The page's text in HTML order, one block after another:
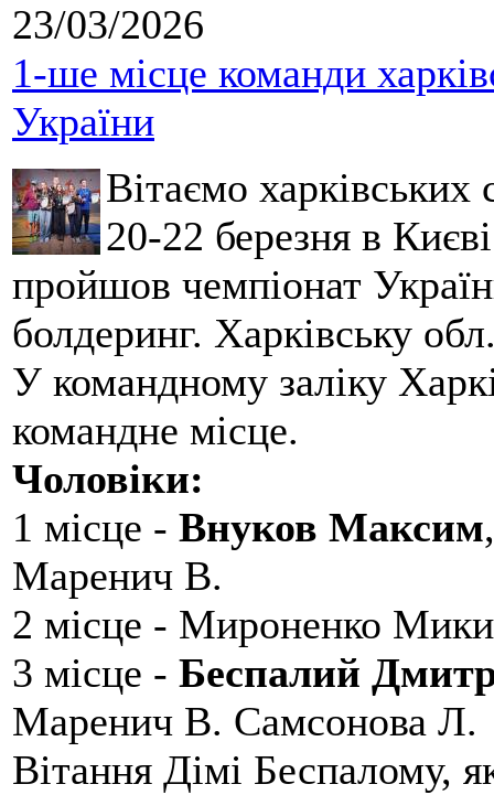
23/03/2026
1-ше місце команди
України
Вітаємо
20-22 березня в
пройшов чемпіонат
болдеринг. Харківську
У командному заліку
командне місце.
Чоловіки:
1 місце - Внуков Максим
Маренич В.
2 місце - Мироненко
3 місце - Беспалий
Маренич В. Самсонова Л.
Вітання Дімі Беспалому,